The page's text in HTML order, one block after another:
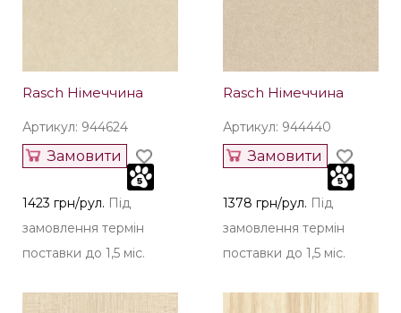
Rasch Німеччина
Артикул: 944624
Замовити
1423 грн/рул. Під
замовлення термін
поставки до 1,5 міс.
Rasch Німеччина
Артикул: 944440
Замовити
1378 грн/рул. Під
замовлення термін
поставки до 1,5 міс.